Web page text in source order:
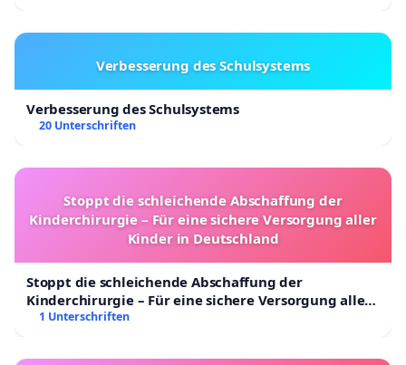
Verbesserung des Schulsystems
Verbesserung des Schulsystems
20 Unterschriften
Stoppt die schleichende Abschaffung der
Kinderchirurgie – Für eine sichere Versorgung aller
Kinder in Deutschland
Stoppt die schleichende Abschaffung der
Kinderchirurgie – Für eine sichere Versorgung aller
Kinder in Deutschland
1 Unterschriften